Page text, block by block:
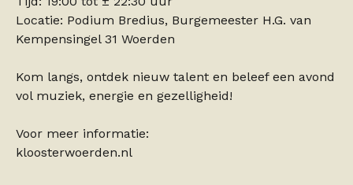
Locatie: Podium Bredius, Burgemeester H.G. van
Kempensingel 31 Woerden
Kom langs, ontdek nieuw talent en beleef een avond
vol muziek, energie en gezelligheid!
Voor meer informatie:
kloosterwoerden.nl